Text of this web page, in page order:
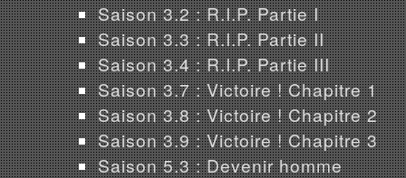
Saison 3.2 : R.I.P. Partie I
Saison 3.3 : R.I.P. Partie II
Saison 3.4 : R.I.P. Partie III
Saison 3.7 : Victoire ! Chapitre 1
Saison 3.8 : Victoire ! Chapitre 2
Saison 3.9 : Victoire ! Chapitre 3
Saison 5.3 : Devenir homme